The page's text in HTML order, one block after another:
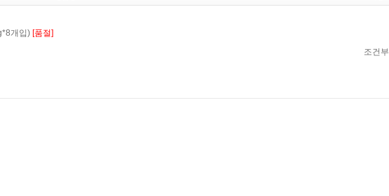
개입) [품절]
조건부